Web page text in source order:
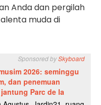
Anda dan pergilah
muda di